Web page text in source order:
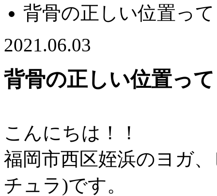
背骨の正しい位置っ
2021.06.03
背骨の正しい位置っ
こんにちは！！
福岡市西区姪浜のヨガ
チュラ)です。